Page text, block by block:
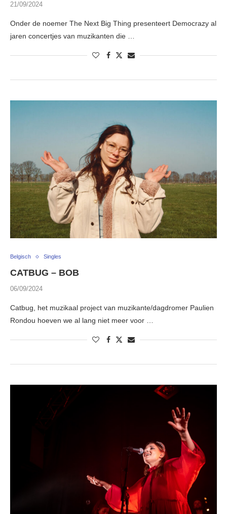
21/09/2024
Onder de noemer The Next Big Thing presenteert Democrazy al
jaren concertjes van muzikanten die …
Belgisch Singles
CATBUG – BOB
06/09/2024
Catbug, het muzikaal project van muzikante/dagdromer Paulien
Rondou hoeven we al lang niet meer voor …